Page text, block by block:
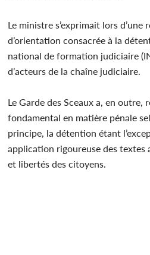
Le ministre s’exprimait lors d’une
d’orientation consacrée à la
national de formation judiciaire
d’acteurs de la chaîne judiciaire.
Le Garde des Sceaux a, en outre,
fondamental en matière pénale
principe, la détention étant
application rigoureuse des textes
et libertés des citoyens.